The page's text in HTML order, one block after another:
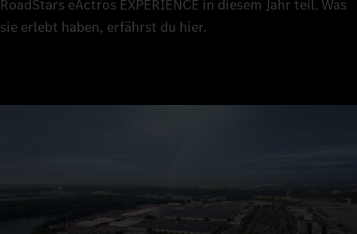
RoadStars eActros EXPERIENCE in diesem Jahr teil. Was
sie erlebt haben, erfährst du hier.